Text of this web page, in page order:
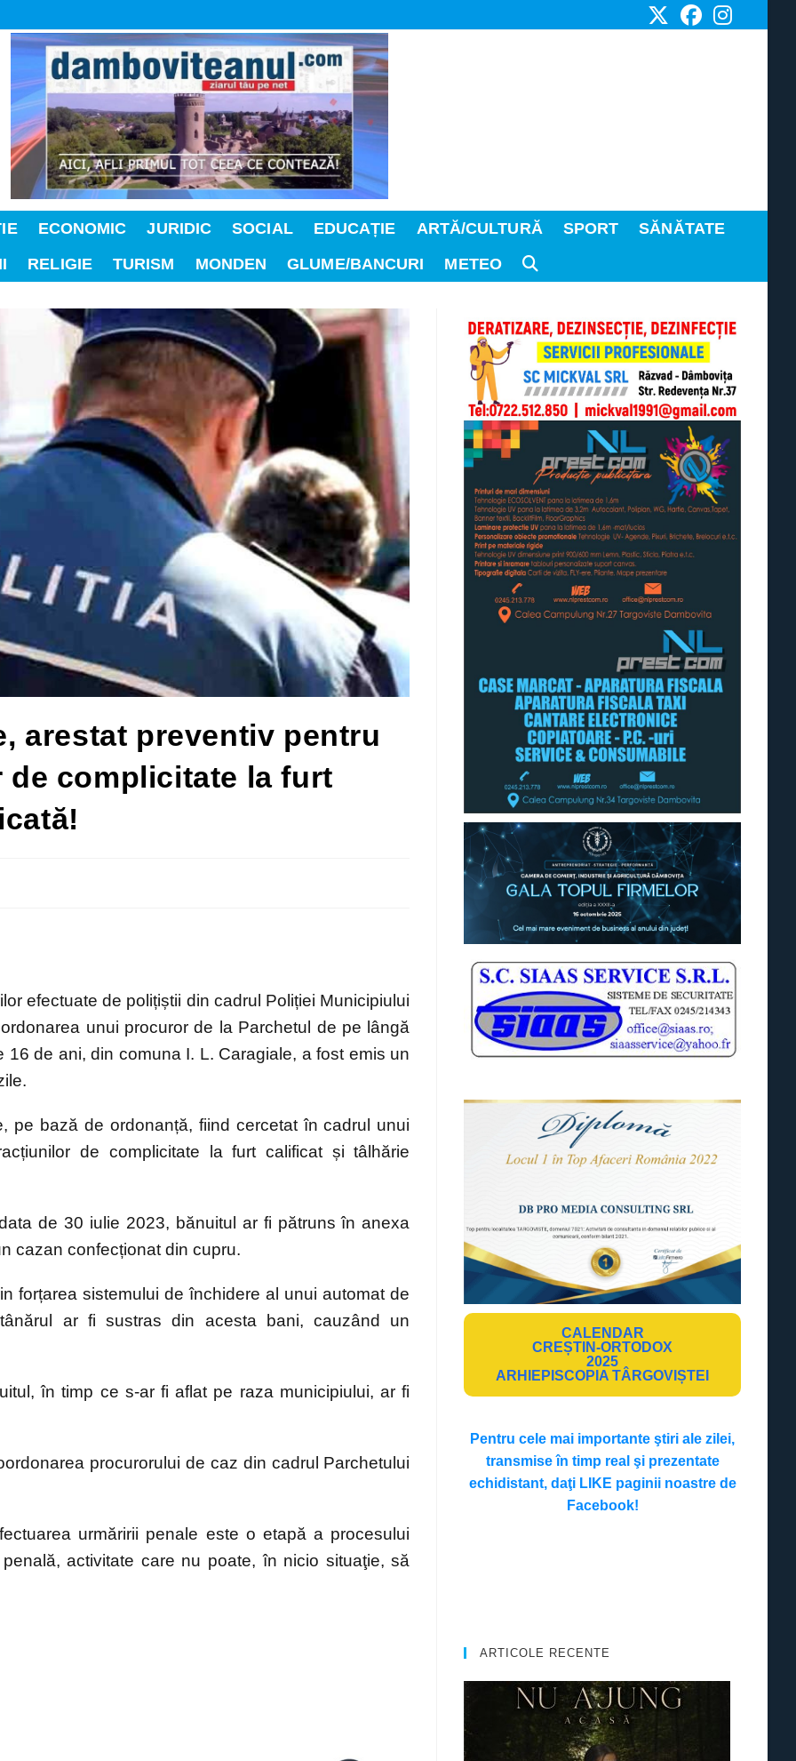
ECONOMIC JURIDIC SOCIAL EDUCAȚIE ARTĂ/CULTURĂ SPORT
SĂNĂTATE
RELIGIE TURISM MONDEN GLUME/BANCURI METEO TOGGLE
SEARCH
arestat preventiv pentru
complicitate la furt
efectuate de polițiștii din cadrul Poliției Municipiului
unui procuror de la Parchetul de pe lângă
de ani, din comuna I. L. Caragiale, a fost emis un
pe bază de ordonanță, fiind cercetat în cadrul unui
de complicitate la furt calificat și tâlhărie
de 30 iulie 2023, bănuitul ar fi pătruns în anexa
cazan confecționat din cupru.
forțarea sistemului de închidere al unui automat de
ar fi sustras din acesta bani, cauzând un
în timp ce s-ar fi aflat pe raza municipiului, ar fi
procurorului de caz din cadrul Parchetului
urmăririi penale este o etapă a procesului
activitate care nu poate, în nicio situaţie, să
CALENDAR
CREȘTIN-ORTODOX
2025
ARHIEPISCOPIA TÂRGOVIȘTEI
Pentru cele mai importante ştiri ale zilei,
transmise în timp real şi prezentate
echidistant, daţi LIKE paginii noastre de
Facebook!
ARTICOLE RECENTE